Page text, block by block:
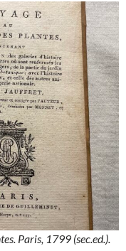
Paris, 1799 (sec.ed.).